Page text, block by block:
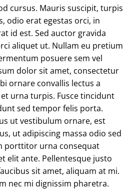
cursus. Mauris suscipit, turpis
odio erat egestas orci, in
id est. Sed auctor gravida
aliquet ut. Nullam eu pretium
posuere sem vel
dolor sit amet, consectetur
ornare convallis lectus a
urna turpis. Fusce tincidunt
sed tempor felis porta.
ut vestibulum ornare, est
ut adipiscing massa odio sed
porttitor urna consequat
elit ante. Pellentesque justo
sit amet, aliquam at mi.
nec mi dignissim pharetra.